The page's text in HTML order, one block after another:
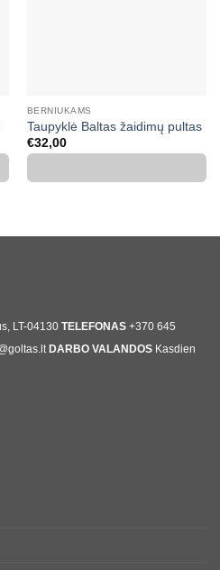
BERNIUKAMS
Taupyklė Baltas žaidimų pultas
€32,00
LT-04130 TELEFONAS +370 645
DARBO VALANDOS Kasdien